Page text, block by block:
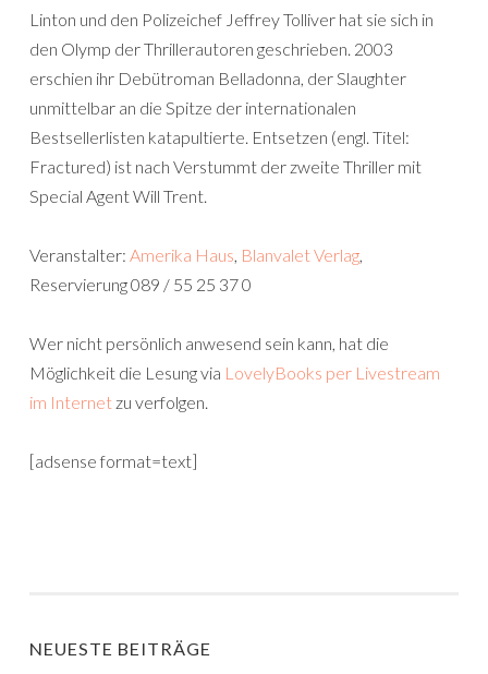
Linton und den Polizeichef Jeffrey Tolliver hat sie sich in
den Olymp der Thrillerautoren geschrieben. 2003
erschien ihr Debütroman Belladonna, der Slaughter
unmittelbar an die Spitze der internationalen
Bestsellerlisten katapultierte. Entsetzen (engl. Titel:
Fractured) ist nach Verstummt der zweite Thriller mit
Special Agent Will Trent.
Veranstalter: Amerika Haus, Blanvalet Verlag,
Reservierung 089 / 55 25 37 0
Wer nicht persönlich anwesend sein kann, hat die
Möglichkeit die Lesung via LovelyBooks per Livestream
im Internet zu verfolgen.
[adsense format=text]
NEUESTE BEITRÄGE